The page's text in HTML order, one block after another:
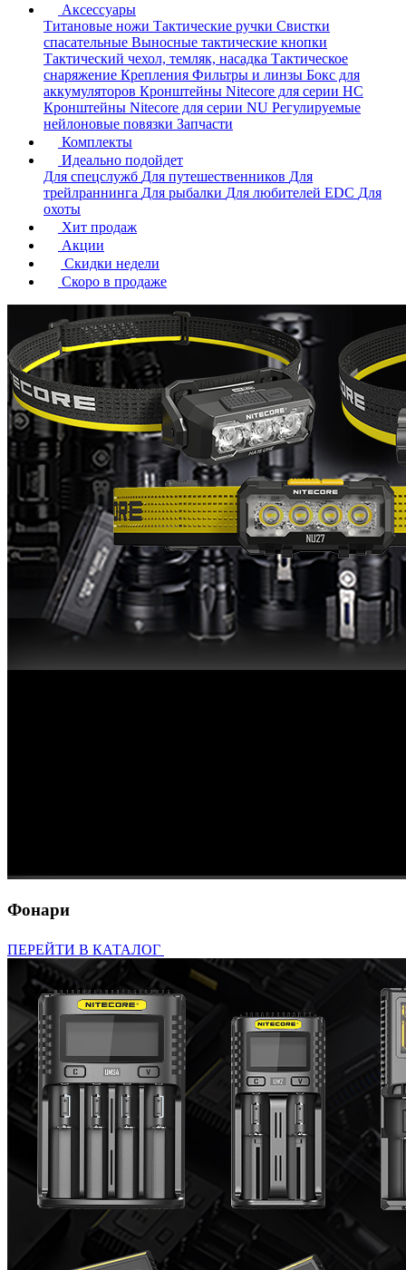
Аксессуары
Титановые ножи Тактические ручки Свистки
спасательные Выносные тактические кнопки
Тактический чехол, темляк, насадка Тактическое
снаряжение Крепления Фильтры и линзы Бокс для
аккумуляторов Кронштейны Nitecore для серии HС
Кронштейны Nitecore для серии NU Регулируемые
нейлоновые повязки Запчасти
Комплекты
Идеально подойдет
Для спецслужб Для путешественников Для
трейлраннинга Для рыбалки Для любителей EDC Для
охоты
Хит продаж
Акции
Скидки недели
Скоро в продаже
Фонари
ПЕРЕЙТИ В КАТАЛОГ